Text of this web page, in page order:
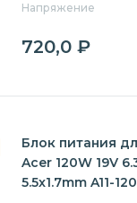
Напряжение
720,0 ₽
Блок питания
Acer 120W 19V
5.5x1.7mm A11-